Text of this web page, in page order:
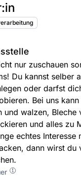
nur zuschauen
Du kannst selber
oder darfst
Bei uns
und walzen, Bleche
und alles zu
echtes Interesse
dann wirst du